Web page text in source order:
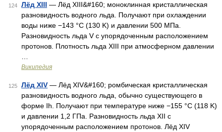
124 Лёд XIII — Лёд XIII&#160; моноклинная кристаллическая
разновидность водного льда. Получают при охлаждении
воды ниже −143 °C (130 K) и давлении 500 МПа.
Разновидность льда V с упорядоченным расположением
протонов. Плотность льда XIII при атмосферном давлении
Википедия
125 Лёд XIV — Лёд XIV&#160; ромбическая кристаллическая
разновидность водного льда, обычно существующего в
форме Ih. Получают при температуре ниже −155 °C (118 K)
и давлении 1,2 ГПа. Разновидность льда XII с
упорядоченным расположением протонов. Лёд XIV